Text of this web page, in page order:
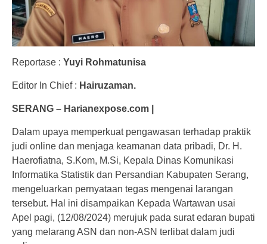
Reportase : Yuyi Rohmatunisa
Editor In Chief : Hairuzaman.
SERANG – Harianexpose.com |
Dalam upaya memperkuat pengawasan terhadap praktik
judi online dan menjaga keamanan data pribadi, Dr. H.
Haerofiatna, S.Kom, M.Si, Kepala Dinas Komunikasi
Informatika Statistik dan Persandian Kabupaten Serang,
mengeluarkan pernyataan tegas mengenai larangan
tersebut. Hal ini disampaikan Kepada Wartawan usai
Apel pagi, (12/08/2024) merujuk pada surat edaran bupati
yang melarang ASN dan non-ASN terlibat dalam judi